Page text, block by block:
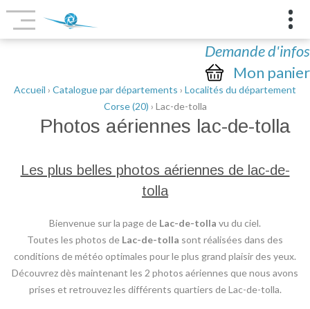
Demande d'infos
Mon panier
Accueil › Catalogue par départements › Localités du département
Corse (20) › Lac-de-tolla
Photos aériennes lac-de-tolla
Les plus belles photos aériennes de lac-de-
tolla
Bienvenue sur la page de Lac-de-tolla vu du ciel.
Toutes les photos de Lac-de-tolla sont réalisées dans des
conditions de météo optimales pour le plus grand plaisir des yeux.
Découvrez dès maintenant les 2 photos aériennes que nous avons
prises et retrouvez les différents quartiers de Lac-de-tolla.